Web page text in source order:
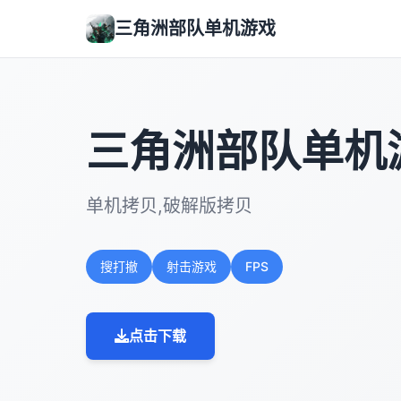
三角洲部队单机游戏
三角洲部队单机
单机拷贝,破解版拷贝
搜打撤 射击游戏 FPS
点击下载